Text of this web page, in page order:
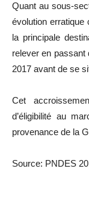
Quant au sous-
évolution erratique
la principale
relever en passant
2017 avant de se
Cet
d’éligibilité au
provenance de la
Source: PNDES